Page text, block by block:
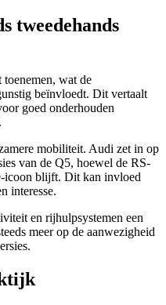
tweedehands
wat de
beïnvloedt. Dit vertaalt
goed onderhouden
mobiliteit. Audi zet in op
van de Q5, hoewel de RS-
icoon blijft. Dit kan invloed
interesse.
en rijhulpsystemen een
meer op de aanwezigheid